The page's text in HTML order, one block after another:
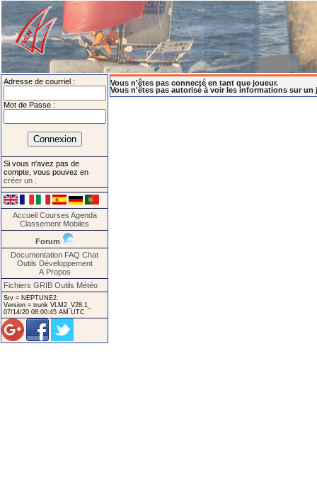
Adresse de courriel :
Mot de Passe :
Si vous n'avez pas de
compte, vous pouvez en
créer un
Accueil Courses Agenda
Classement Mobiles
Forum
Documentation FAQ Chat
Outils Développement
A Propos
Fichiers GRIB Outils Météo
Srv = NEPTUNE2.
Version = trunk VLM2_V28.1_
07/14/20 08:00:45 AM UTC
Vous n'êtes pas connecté en tant que joueur.
Vous n'êtes pas autorisé à voir les informations sur un